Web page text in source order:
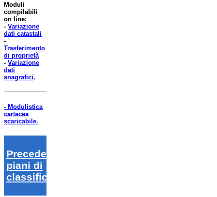
Moduli
compilabili
on line:
- Variazione
dati catastali
-
Trasferimento
di proprietà
- Variazione
dati
anagrafici.
- Modulistica
cartacea
scaricabile.
Precedenti
piani di
classifica